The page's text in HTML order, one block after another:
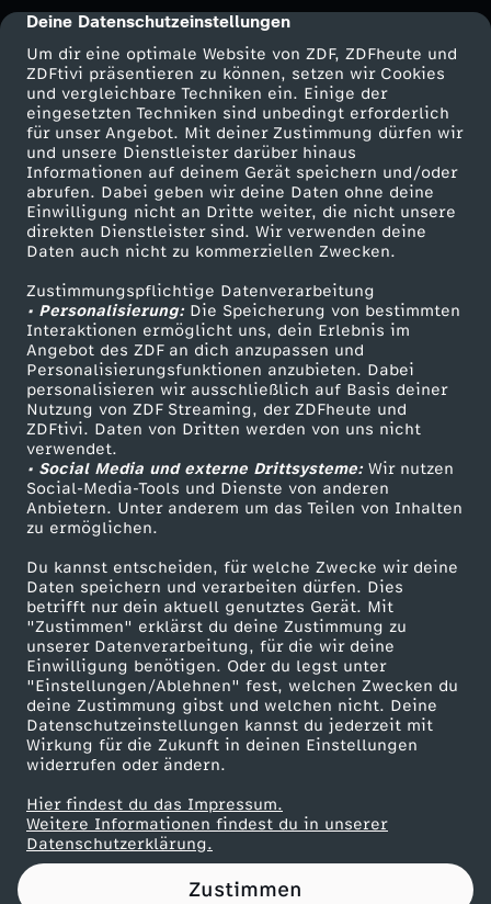
cmp-dialog-description
Deine Datenschutzeinstellungen
Um dir eine optimale Website von ZDF, ZDFheute und
ZDFtivi präsentieren zu können, setzen wir Cookies
und vergleichbare Techniken ein. Einige der
eingesetzten Techniken sind unbedingt erforderlich
für unser Angebot. Mit deiner Zustimmung dürfen wir
und unsere Dienstleister darüber hinaus
Informationen auf deinem Gerät speichern und/oder
abrufen. Dabei geben wir deine Daten ohne deine
Einwilligung nicht an Dritte weiter, die nicht unsere
direkten Dienstleister sind. Wir verwenden deine
Daten auch nicht zu kommerziellen Zwecken.
Zustimmungspflichtige Datenverarbeitung
• Personalisierung:Die Speicherung von bestimmten
Interaktionen ermöglicht uns, dein Erlebnis im
Angebot des ZDF an dich anzupassen und
Personalisierungsfunktionen anzubieten. Dabei
personalisieren wir ausschließlich auf Basis deiner
Nutzung von ZDF Streaming, der ZDFheute und
ZDFtivi. Daten von Dritten werden von uns nicht
verwendet.
• Social Media und externe Drittsysteme:Wir nutzen
Social-Media-Tools und Dienste von anderen
Anbietern. Unter anderem um das Teilen von Inhalten
zu ermöglichen.
Du kannst entscheiden, für welche Zwecke wir deine
Daten speichern und verarbeiten dürfen. Dies
betrifft nur dein aktuell genutztes Gerät. Mit
"Zustimmen" erklärst du deine Zustimmung zu
unserer Datenverarbeitung, für die wir deine
Einwilligung benötigen. Oder du legst unter
"Einstellungen/Ablehnen" fest, welchen Zwecken du
deine Zustimmung gibst und welchen nicht. Deine
Datenschutzeinstellungen kannst du jederzeit mit
Wirkung für die Zukunft in deinen Einstellungen
widerrufen oder ändern.
Hier findest du das Impressum.
Weitere Informationen findest du in unserer
Datenschutzerklärung.
Zustimmen
e
a
g
u
e
-
U
k
r
a
i
n
e
-
D
e
u
Mehr ZDF
ZDF-Apps
Smart TV
ZDFtext
Livestreams
Sendungen A-Z
TV-Programm
Service
ZDFmitreden
Kontakt zum ZDF
Tickets
Zuschauerservice
Hilfe
ZDF Unternehmen
Karriere
ZDF goes Schule
Werbefernsehen
Mainzelmännchen
Partner